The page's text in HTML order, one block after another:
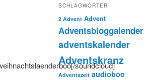
soundcloud]
SCHLAGWÖRTER
2 Advent Advent
Adventsbloggalender
adventskalender
Adventskranz
Adventszeit audioboo